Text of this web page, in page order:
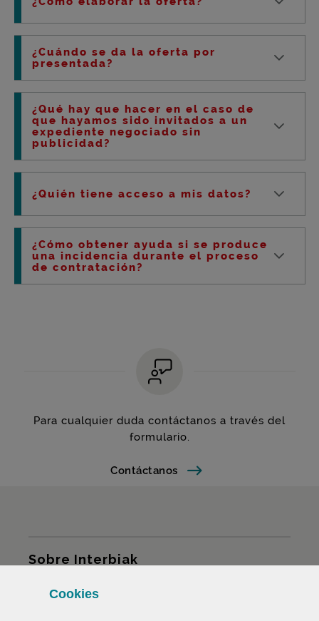
¿Cuándo se da la oferta por
presentada?
¿Qué hay que hacer en el caso de
que hayamos sido invitados a un
expediente negociado sin
publicidad?
¿Quién tiene acceso a mis datos?
¿Cómo obtener ayuda si se produce
una incidencia durante el proceso
de contratación?
Para cualquier duda contáctanos a través del
formulario.
Contáctanos
Sobre Interbiak
Infraestructuras y tarifas
Cookies